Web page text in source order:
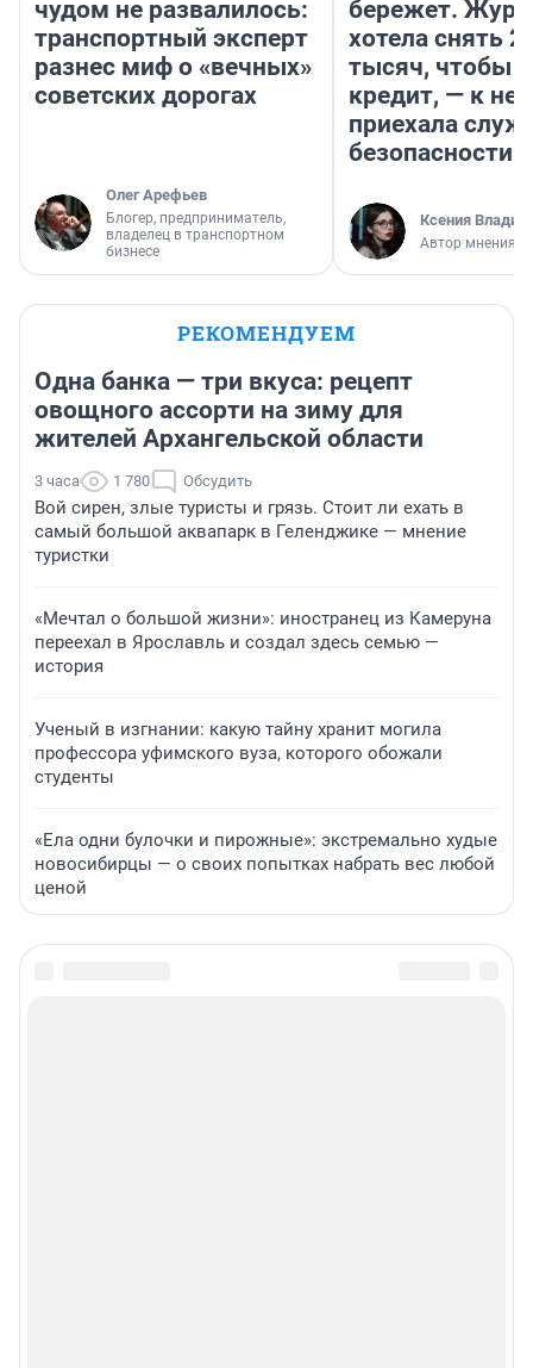
чудом не развалилось:
транспортный эксперт
разнес миф о «вечных»
советских дорогах
Олег Арефьев
Блогер, предприниматель,
владелец в транспортном
бизнесе
бережет.
хотела снять
тысяч, чтобы
кредит, — к
приехала
безопасности
Ксения
Автор мнения
РЕКОМЕНДУЕМ
Одна банка — три вкуса: рецепт
овощного ассорти на зиму для
жителей Архангельской области
3 часа 1 780 Обсудить
Вой сирен, злые туристы и грязь. Стоит ли ехать в
самый большой аквапарк в Геленджике — мнение
туристки
«Мечтал о большой жизни»: иностранец из Камеруна
переехал в Ярославль и создал здесь семью —
история
Ученый в изгнании: какую тайну хранит могила
профессора уфимского вуза, которого обожали
студенты
«Ела одни булочки и пирожные»: экстремально худые
новосибирцы — о своих попытках набрать вес любой
ценой